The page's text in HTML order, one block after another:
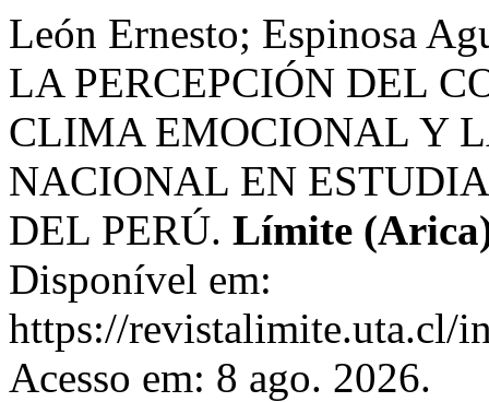
León Ernesto; Espinosa
LA PERCEPCIÓN DEL
CLIMA EMOCIONAL Y
NACIONAL EN
DEL PERÚ. Límite
Disponível em:
https://revistalimite.uta.cl/
Acesso em: 8 ago. 2026.